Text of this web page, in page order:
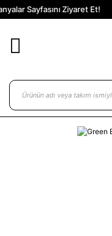
Sayfasını Ziyaret Et!